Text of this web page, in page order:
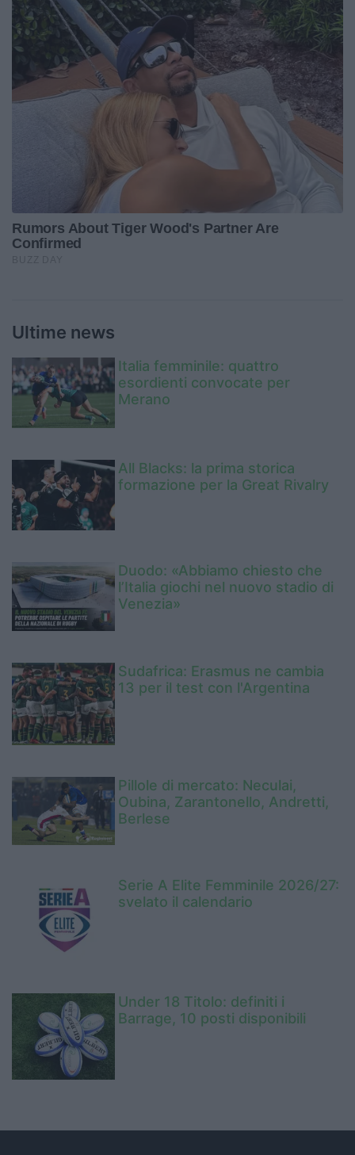
Ultime news
Italia femminile: quattro
esordienti convocate per
Merano
All Blacks: la prima storica
formazione per la Great Rivalry
Duodo: «Abbiamo chiesto che
l’Italia giochi nel nuovo stadio di
Venezia»
Sudafrica: Erasmus ne cambia
13 per il test con l'Argentina
Pillole di mercato: Neculai,
Oubina, Zarantonello, Andretti,
Berlese
Serie A Elite Femminile 2026/27:
svelato il calendario
Under 18 Titolo: definiti i
Barrage, 10 posti disponibili